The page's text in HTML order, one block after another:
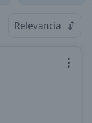
Relevancia